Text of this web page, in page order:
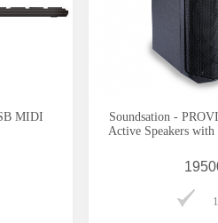
MIDI
Soundsation -
Active Speakers
1